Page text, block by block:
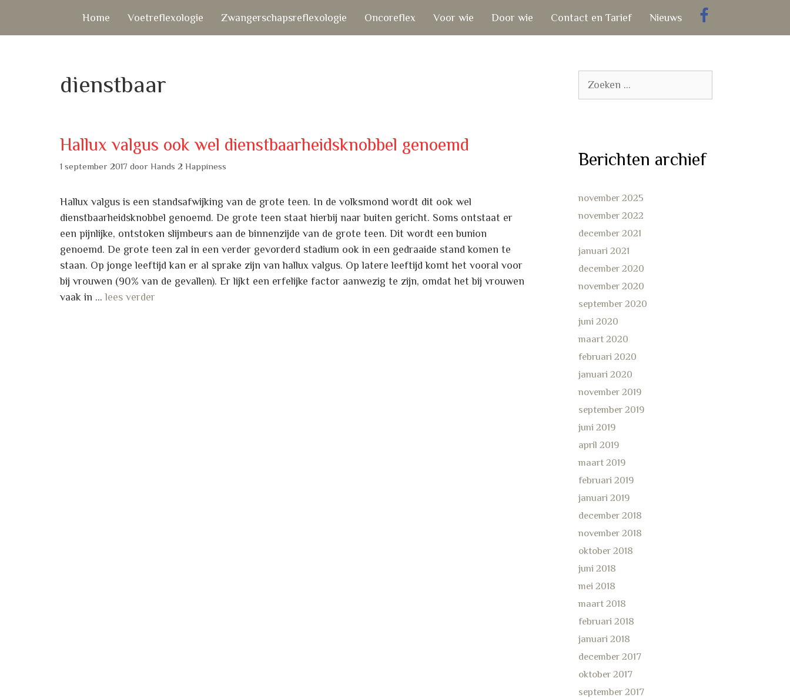
de
Home Voetreflexologie Zwangerschapsreflexologie Oncoreflex Voor wie Door wie Contact en Tarief Nieuws
dienstbaar
Hallux valgus ook wel dienstbaarheidsknobbel genoemd
1 september 2017 door Hands 2 Happiness
Hallux valgus is een standsafwijking van de grote teen. In de volksmond wordt dit ook wel
dienstbaarheidsknobbel genoemd. De grote teen staat hierbij naar buiten gericht. Soms ontstaat er
een pijnlijke, ontstoken slijmbeurs aan de binnenzijde van de grote teen. Dit wordt een bunion
genoemd. De grote teen zal in een verder gevorderd stadium ook in een gedraaide stand komen te
staan. Op jonge leeftijd kan er al sprake zijn van hallux valgus. Op latere leeftijd komt het vooral voor
bij vrouwen (90% van de gevallen). Er lijkt een erfelijke factor aanwezig te zijn, omdat het bij vrouwen
vaak in …lees verder
naar:
Berichten archief
november 2025
november 2022
december 2021
januari 2021
december 2020
november 2020
september 2020
juni 2020
maart 2020
februari 2020
januari 2020
november 2019
september 2019
juni 2019
april 2019
maart 2019
februari 2019
januari 2019
december 2018
november 2018
oktober 2018
juni 2018
mei 2018
maart 2018
februari 2018
januari 2018
december 2017
oktober 2017
september 2017